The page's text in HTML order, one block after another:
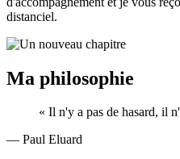
distanciel.
Ma philosophie
« Il n'y a pas de hasard, il
— Paul Eluard